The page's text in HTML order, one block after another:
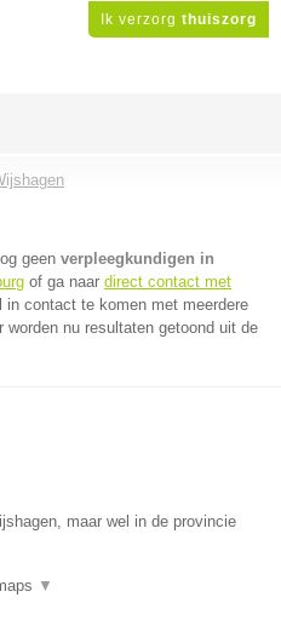
Ik verzorg thuiszorg
geen verpleegkundigen in
of ga naar direct contact met
in contact te komen met meerdere
nu resultaten getoond uit de
maar wel in de provincie
▼